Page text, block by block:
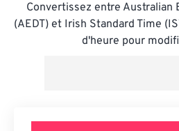
Convertissez entre Australian
(AEDT) et Irish Standard Time
d'heure pour